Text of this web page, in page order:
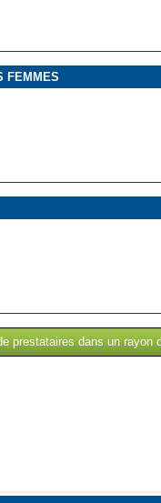
FEMMES
prestataires dans un rayon